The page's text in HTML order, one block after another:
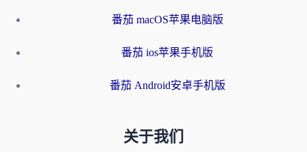
番茄 macOS苹果电脑版
番茄 ios苹果手机版
番茄 Android安卓手机版
关于我们